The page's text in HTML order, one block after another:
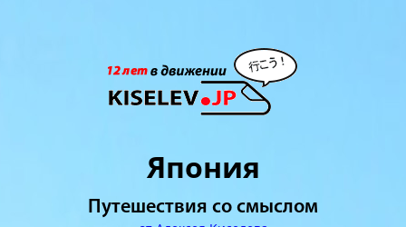
Япония
Путешествия со смыслом